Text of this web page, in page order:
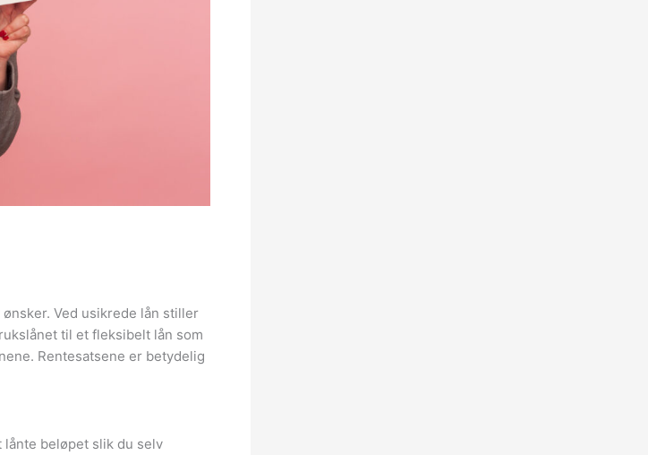
Ved usikrede lån stiller
til et fleksibelt lån som
Rentesatsene er betydelig
lånte beløpet slik du selv